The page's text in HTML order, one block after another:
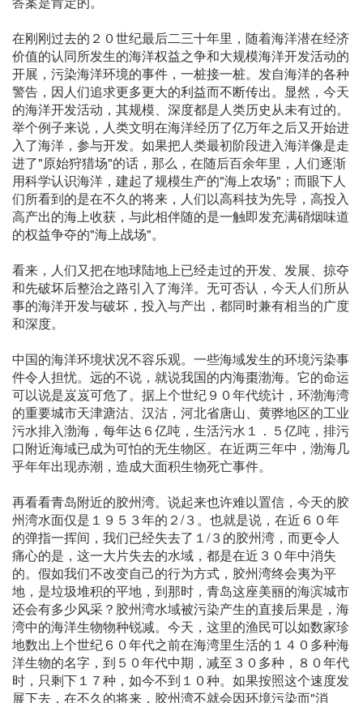
在刚刚过去的２０世纪最后二三十年里，随着海洋潜在经济
价值的认同所发生的海洋权益之争和大规模海洋开发活动的
开展，污染海洋环境的事件，一桩接一桩。发自海洋的各种
警告，因人们追求更多更大的利益而不断传出。显然，今天
的海洋开发活动，其规模、深度都是人类历史从未有过的。
举个例子来说，人类文明在海洋经历了亿万年之后又开始进
入了海洋，参与开发。如果把人类最初阶段进入海洋像是走
进了"原始狩猎场"的话，那么，在随后百余年里，人们逐渐
用科学认识海洋，建起了规模生产的"海上农场"；而眼下人
们所看到的是在不久的将来，人们以高科技为先导，高投入
高产出的海上收获，与此相伴随的是一触即发充满硝烟味道
的权益争夺的"海上战场"。
看来，人们又把在地球陆地上已经走过的开发、发展、掠夺
和先破坏后整治之路引入了海洋。无可否认，今天人们所从
事的海洋开发与破坏，投入与产出，都同时兼有相当的广度
和深度。
中国的海洋环境状况不容乐观。一些海域发生的环境污染事
件令人担忧。远的不说，就说我国的内海棗渤海。它的命运
可以说是岌岌可危了。据上个世纪９０年代统计，环渤海湾
的重要城市天津溏沽、汉沽，河北省唐山、黄骅地区的工业
污水排入渤海，每年达６亿吨，生活污水１．５亿吨，排污
口附近海域已成为可怕的无生物区。在近两三年中，渤海几
乎年年出现赤潮，造成大面积生物死亡事件。
再看看青岛附近的胶州湾。说起来也许难以置信，今天的胶
州湾水面仅是１９５３年的２/３。也就是说，在近６０年
的弹指一挥间，我们已经失去了１/３的胶州湾，而更令人
痛心的是，这一大片失去的水域，都是在近３０年中消失
的。假如我们不改变自己的行为方式，胶州湾终会夷为平
地，是垃圾堆积的平地，到那时，青岛这座美丽的海滨城市
还会有多少风采？胶州湾水域被污染产生的直接后果是，海
湾中的海洋生物物种锐减。今天，这里的渔民可以如数家珍
地数出上个世纪６０年代之前在海湾里生活的１４０多种海
洋生物的名字，到５０年代中期，减至３０多种，８０年代
时，只剩下１７种，如今不到１０种。如果按照这个速度发
展下去，在不久的将来，胶州湾不就会因环境污染而"消